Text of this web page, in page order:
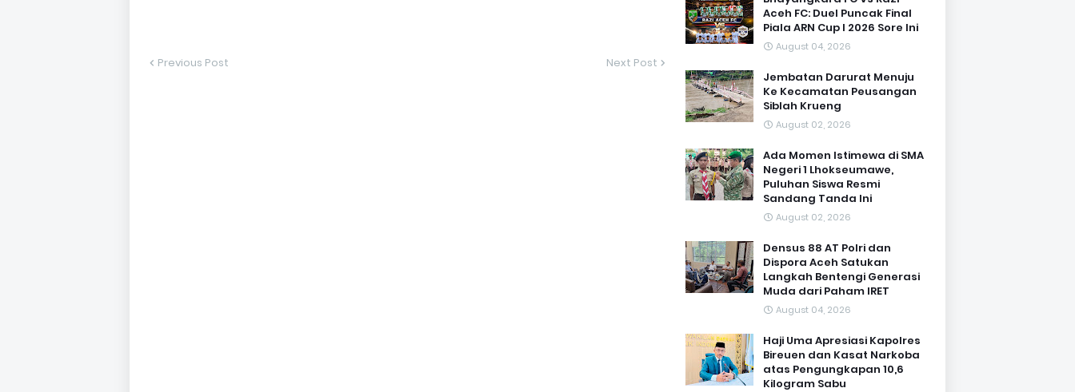
Previous Post Next Post
Aceh FC: Duel Puncak Final
Piala ARN Cup I 2026 Sore Ini
August 04, 2026
Jembatan Darurat Menuju
Ke Kecamatan Peusangan
Siblah Krueng
August 02, 2026
Ada Momen Istimewa di SMA
Negeri 1 Lhokseumawe,
Puluhan Siswa Resmi
Sandang Tanda Ini
August 02, 2026
Densus 88 AT Polri dan
Dispora Aceh Satukan
Langkah Bentengi Generasi
Muda dari Paham IRET
August 04, 2026
Haji Uma Apresiasi Kapolres
Bireuen dan Kasat Narkoba
atas Pengungkapan 10,6
Kilogram Sabu